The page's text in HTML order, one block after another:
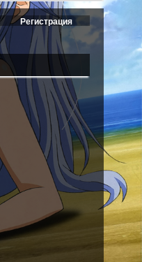
Регистрация